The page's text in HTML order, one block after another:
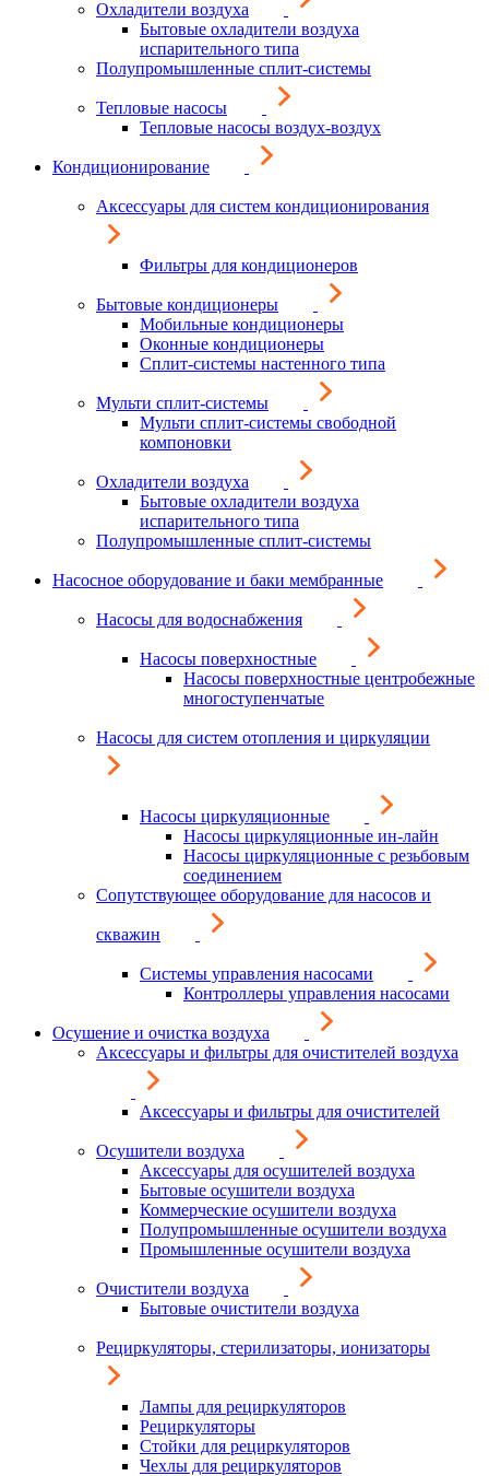
Охладители воздуха
Бытовые охладители воздуха
испарительного типа
Полупромышленные сплит-системы
Тепловые насосы
Тепловые насосы воздух-воздух
Кондиционирование
Аксессуары для систем кондиционирования
Фильтры для кондиционеров
Бытовые кондиционеры
Мобильные кондиционеры
Оконные кондиционеры
Сплит-системы настенного типа
Мульти сплит-системы
Мульти сплит-системы свободной
компоновки
Охладители воздуха
Бытовые охладители воздуха
испарительного типа
Полупромышленные сплит-системы
Насосное оборудование и баки мембранные
Насосы для водоснабжения
Насосы поверхностные
Насосы поверхностные центробежные
многоступенчатые
Насосы для систем отопления и циркуляции
Насосы циркуляционные
Насосы циркуляционные ин-лайн
Насосы циркуляционные с резьбовым
соединением
Сопутствующее оборудование для насосов и
скважин
Системы управления насосами
Контроллеры управления насосами
Осушение и очистка воздуха
Аксессуары и фильтры для очистителей воздуха
Аксессуары и фильтры для очистителей
Осушители воздуха
Аксессуары для осушителей воздуха
Бытовые осушители воздуха
Коммерческие осушители воздуха
Полупромышленные осушители воздуха
Промышленные осушители воздуха
Очистители воздуха
Бытовые очистители воздуха
Рециркуляторы, стерилизаторы, ионизаторы
Лампы для рециркуляторов
Рециркуляторы
Стойки для рециркуляторов
Чехлы для рециркуляторов